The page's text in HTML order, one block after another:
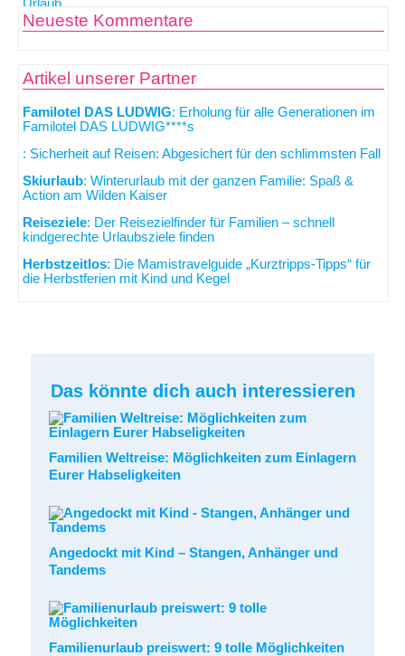
Neueste Kommentare
Artikel unserer Partner
Familotel DAS LUDWIG: Erholung für alle Generationen im
Familotel DAS LUDWIG****s
: Sicherheit auf Reisen: Abgesichert für den schlimmsten Fall
Skiurlaub: Winterurlaub mit der ganzen Familie: Spaß &
Action am Wilden Kaiser
Reiseziele: Der Reisezielfinder für Familien – schnell
kindgerechte Urlaubsziele finden
Herbstzeitlos: Die Mamistravelguide „Kurztripps-Tipps“ für
die Herbstferien mit Kind und Kegel
Das könnte dich auch interessieren
Familien Weltreise: Möglichkeiten zum Einlagern
Eurer Habseligkeiten
Angedockt mit Kind – Stangen, Anhänger und
Tandems
Familienurlaub preiswert: 9 tolle Möglichkeiten